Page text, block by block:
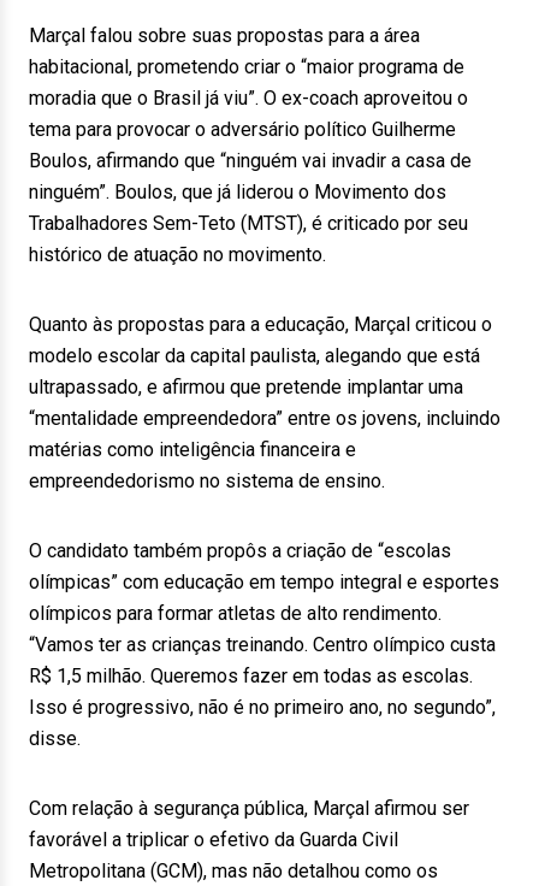
Marçal falou sobre suas propostas para a área
habitacional, prometendo criar o “maior programa de
moradia que o Brasil já viu”. O ex-coach aproveitou o
tema para provocar o adversário político Guilherme
Boulos, afirmando que “ninguém vai invadir a casa de
ninguém”. Boulos, que já liderou o Movimento dos
Trabalhadores Sem-Teto (MTST), é criticado por seu
histórico de atuação no movimento.
Quanto às propostas para a educação, Marçal criticou o
modelo escolar da capital paulista, alegando que está
ultrapassado, e afirmou que pretende implantar uma
“mentalidade empreendedora” entre os jovens, incluindo
matérias como inteligência financeira e
empreendedorismo no sistema de ensino.
O candidato também propôs a criação de “escolas
olímpicas” com educação em tempo integral e esportes
olímpicos para formar atletas de alto rendimento.
“Vamos ter as crianças treinando. Centro olímpico custa
R$ 1,5 milhão. Queremos fazer em todas as escolas.
Isso é progressivo, não é no primeiro ano, no segundo”,
disse.
Com relação à segurança pública, Marçal afirmou ser
favorável a triplicar o efetivo da Guarda Civil
Metropolitana (GCM), mas não detalhou como os